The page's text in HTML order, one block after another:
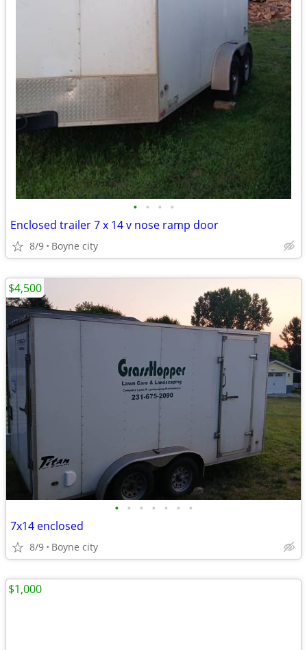
• • • •
Enclosed trailer 7 x 14 v nose ramp door
8/9 Boyne city
• • • • • • •
7x14 enclosed
8/9 Boyne city
$4,500
$1,000